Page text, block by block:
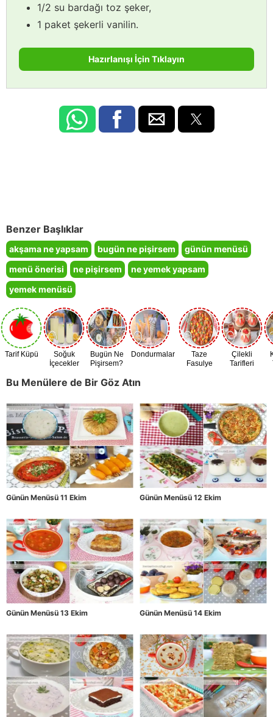
1/2 su bardağı toz şeker,
1 paket şekerli vanilin.
Hazırlanışı İçin Tıklayın
Benzer Başlıklar
akşama ne yapsam bugün ne pişirsem
günün menüsü
menü önerisi
ne pişirsem
ne yemek yapsam
yemek menüsü
Tarif Küpü
Soğuk
İçecekler
Bugün Ne
Pişirsem?
Dondurmalar
Taze
Fasulye
Çilekli
Tarifleri
Bu Menülere de Bir Göz Atın
Günün Menüsü 11 Ekim Günün Menüsü 12 Ekim
Günün Menüsü 13 Ekim Günün Menüsü 14 Ekim